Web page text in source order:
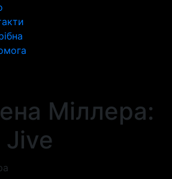
Міллера:
Jive